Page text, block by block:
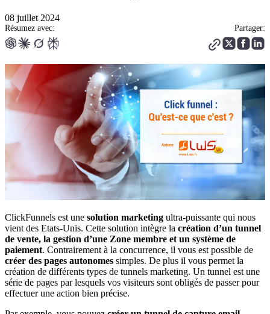
08 juillet 2024
Résumez avec: Partager:
ClickFunnels est une solution marketing ultra-puissante qui nous
vient des Etats-Unis. Cette solution intègre la création d’un tunnel
de vente, la gestion d’une Zone membre et un système de
paiement. Contrairement à la concurrence, il vous est possible de
créer des pages autonomes simples. De plus il vous permet la
création de différents types de tunnels marketing. Un tunnel est une
série de pages par lesquels vos visiteurs sont obligés de passer pour
effectuer une action bien précise.